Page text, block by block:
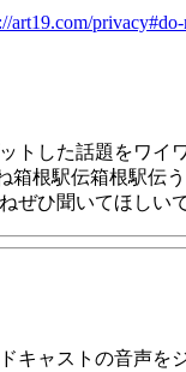
art19.com/
した話題をワ
箱根駅伝箱根駅
ひ聞いてほしい
キャストの音声